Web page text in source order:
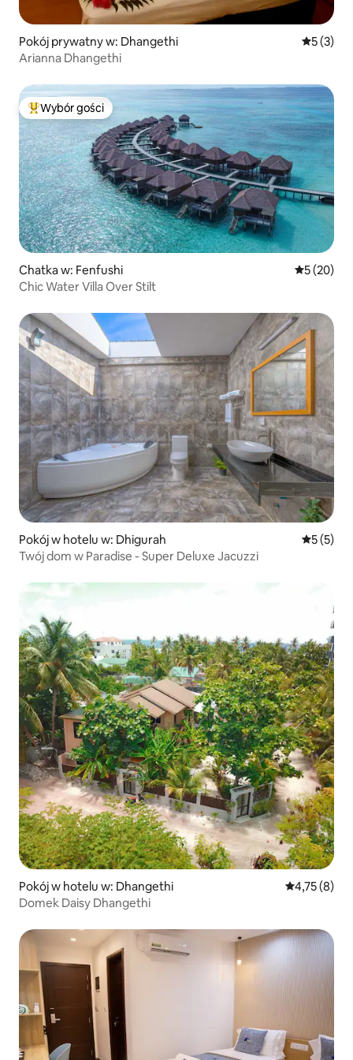
Pokój prywatny w: Dhangethi Średnia
5 (3)
Arianna Dhangethi
Najpopularniejsze z kategorii Wybór gości
Wybór gości
Chatka w: Fenfushi Średnia
5 (20)
Chic Water Villa Over Stilt
Pokój w hotelu w: Dhigurah Średnia
5 (5)
Twój dom w Paradise - Super Deluxe Jacuzzi
Pokój w hotelu w: Dhangethi Średnia
4,75 (8)
Domek Daisy Dhangethi